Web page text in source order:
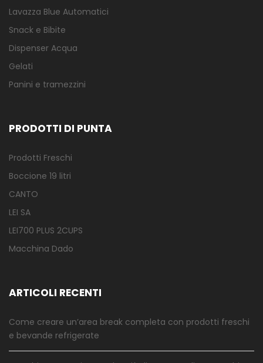
Lavazza Blue Automatici
Snack e Bibite
Dispenser Acqua
Gelati
Panini e tramezzini
PRODOTTI DI PUNTA
Prodotti Freschi
Boccione 19 litri
CANTO
LEI SA
LEI700 PLUS 2CUPS
Macchina Dado
ARTICOLI RECENTI
Come creare un’area break completa con prodotti freschi
e bevande refrigerate